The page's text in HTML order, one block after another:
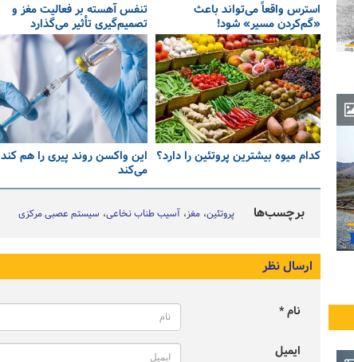
استرس واقعاً می‌تواند باعث
«گم‌کردن مسیر» شود!
تنفس آهسته بر فعالیت مغز و
تصمیم‌گیری تأثیر می‌گذارد
کدام میوه بیشترین پروتئین را دارد؟ این واکسن روند پیری را هم کند
می‌کند
برچسب‌ها پروتئین مغز آسیب طناب نخاعی سیستم عصبی مرکزی
ارسال نظر
نام *
ایمیل